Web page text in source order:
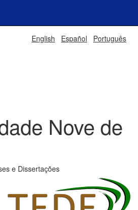
English Español Português
Nove de
e Dissertações